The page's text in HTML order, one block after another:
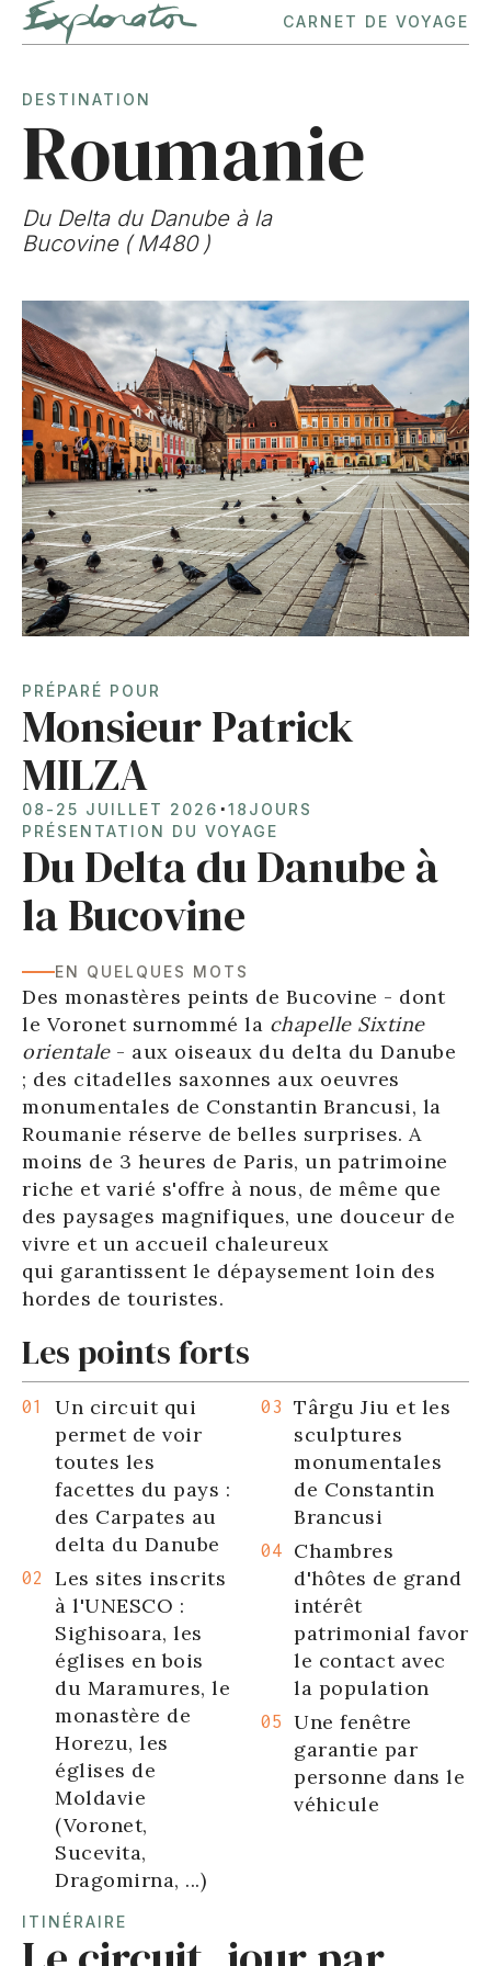
CARNET DE VOYAGE
DESTINATION
Roumanie
Du Delta du Danube à la
Bucovine ( M480 )
PRÉPARÉ POUR
Monsieur Patrick
MILZA
08 - 25 JUILLET 2026 ⋅18 JOURS
PRÉSENTATION DU VOYAGE
Du Delta du Danube à
la Bucovine
EN QUELQUES MOTS
Des monastères peints de Bucovine - dont
le Voronet surnommé la chapelle Sixtine
orientale- aux oiseaux du delta du Danube
; des citadelles saxonnes aux oeuvres
monumentales de Constantin Brancusi, la
Roumanie réserve de belles surprises. A
moins de 3 heures de Paris, un patrimoine
riche et varié s'offre à nous, de même que
des paysages magnifiques, une douceur de
vivre et un accueil chaleureux
qui garantissent le dépaysement loin des
hordes de touristes.
Les points forts
Un circuit qui
permet de voir
toutes les
facettes du pays :
des Carpates au
delta du Danube
Les sites inscrits
à l'UNESCO :
Sighisoara, les
églises en bois
du Maramures, le
monastère de
Horezu, les
églises de
Moldavie
(Voronet,
Sucevita,
Dragomirna, ...)
Târgu Jiu et les
sculptures
monumentales
de Constantin
Brancusi
Chambres
d'hôtes de grand
intérêt
patrimonial
le contact avec
la population
Une fenêtre
garantie par
personne dans le
véhicule
ITINÉRAIRE